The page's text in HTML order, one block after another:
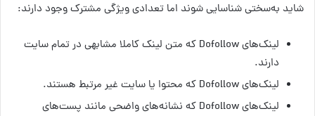
شاید به‌سختی شناسایی شوند اما تعدادی ویژگی مشترک وجود دارند:
لینک‌های Dofollow که متن لینک کاملا مشابهی در تمام سایت
دارند.
لینک‌های Dofollow که محتوا یا سایت غیر مرتبط هستند.
لینک‌های Dofollow که نشانه‌های واضحی مانند پست‌های